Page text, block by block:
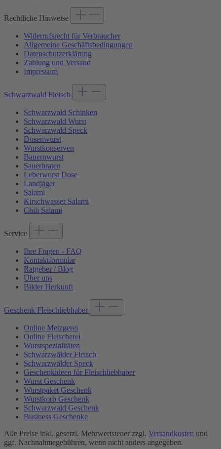
Rechtliche Hinweise
Widerrufsrecht für Verbraucher
Allgemeine Geschäftsbedingungen
Datenschutzerklärung
Zahlung und Versand
Impressum
Schwarzwald Fleisch
Schwarzwald Schinken
Schwarzwald Wurst
Schwarzwald Speck
Dosenwurst
Wurstkonserven
Bauernwurst
Sauerbraten
Leberwurst Dose
Landjäger
Salami
Kirschwasser Salami
Chili Salami
Service
Ihre Fragen - FAQ
Kontaktformular
Ratgeber / Blog
Über uns
Bilder Herkunft
Geschenk Fleischliebhaber
Online Metzgerei
Online Fleischerei
Wurstspezialitäten
Schwarzwälder Fleisch
Schwarzwälder Speck
Geschenkideen für Fleischliebhaber
Wurst Geschenk
Wurstpaket Geschenk
Wurstkorb Geschenk
Schwarzwald Geschenk
Business Geschenke
Alle Preise inkl. gesetzl. Mehrwertsteuer zzgl. Versandkosten und
ggf. Nachnahmegebühren, wenn nicht anders angegeben.